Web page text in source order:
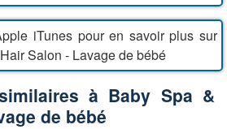
iTunes pour en savoir plus sur
Salon - Lavage de bébé
à Baby Spa &
de bébé